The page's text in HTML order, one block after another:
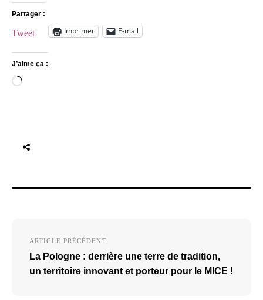
Partager :
Tweet Imprimer E-mail
J’aime ça :
Chargement…
l’article
ARTICLE PRÉCÉDENT
La Pologne : derrière une terre de tradition,
un territoire innovant et porteur pour le MICE !